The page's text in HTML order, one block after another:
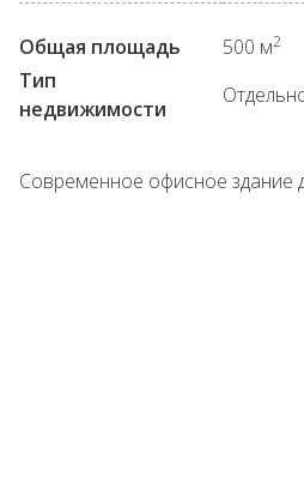
Общая площадь 500 м2
Тип
недвижимости
Современное офисное здание